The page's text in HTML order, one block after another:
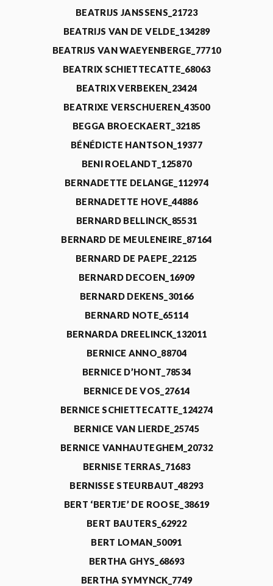
BEATRIJS JANSSENS_21723
BEATRIJS VAN DE VELDE_134289
BEATRIJS VAN WAEYENBERGE_77710
BEATRIX SCHIETTECATTE_68063
BEATRIX VERBEKEN_23424
BEATRIXE VERSCHUEREN_43500
BEGGA BROECKAERT_32185
BÉNÉDICTE HANTSON_19377
BENI ROELANDT_125870
BERNADETTE DELANGE_112974
BERNADETTE HOVE_44886
BERNARD BELLINCK_85531
BERNARD DE MEULENEIRE_87164
BERNARD DE PAEPE_22125
BERNARD DECOEN_16909
BERNARD DEKENS_30166
BERNARD NOTE_65114
BERNARDA DREELINCK_132011
BERNICE ANNO_88704
BERNICE D’HONT_78534
BERNICE DE VOS_27614
BERNICE SCHIETTECATTE_124274
BERNICE VAN LIERDE_25745
BERNICE VANHAUTEGHEM_20732
BERNISE TERRAS_71683
BERNISSE STEURBAUT_48293
BERT ‘BERTJE’ DE ROOSE_38619
BERT BAUTERS_62922
BERT LOMAN_50091
BERTHA GHYS_68693
BERTHA SYMYNCK_7749